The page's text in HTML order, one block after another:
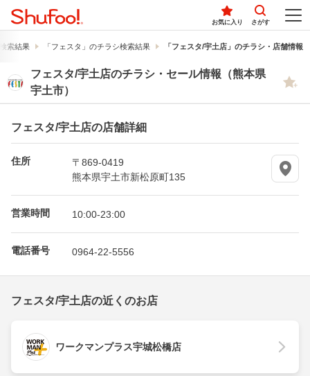
お気に入り さがす
索結果 「フェスタ」のチラシ検索結果 「フェスタ/宇土店」のチラシ・店舗情報
フェスタ/宇土店のチラシ・セール情報（熊本県
宇土市）
フェスタ/宇土店の店舗詳細
住所
〒869-0419
熊本県宇土市新松原町135
営業時間 10:00-23:00
電話番号 0964-22-5556
フェスタ/宇土店の近くのお店
ワークマンプラス宇城松橋店